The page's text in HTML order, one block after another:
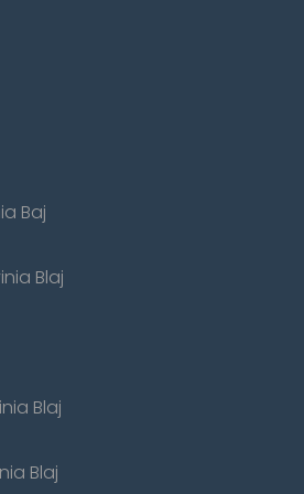
Baj
Blaj
Blaj
Blaj